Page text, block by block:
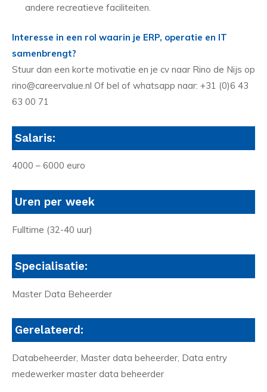
andere recreatieve faciliteiten.
Interesse in een rol waarin je ERP, operatie en IT
samenbrengt?
Stuur dan een korte motivatie en je cv naar Rino de Nijs op
rino@careervalue.nl Of bel of whatsapp naar: +31 (0)6 43
63 00 71
Salaris:
4000 – 6000 euro
Uren per week
Fulltime (32-40 uur)
Specialisatie:
Master Data Beheerder
Gerelateerd:
Databeheerder, Master data beheerder, Data entry
medewerker master data beheerder